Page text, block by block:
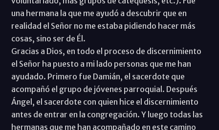
una hermana la que me ayudó a descubrir que en
realidad el Señor no me estaba pidiendo hacer más
cosas, sino ser de Él.
Gracias a Dios, en todo el proceso de discernimiento
el Señor ha puesto a mi lado personas que me han
ayudado. Primero fue Damián, el sacerdote que
acompañó el grupo de jóvenes parroquial. Después
Ángel, el sacerdote con quien hice el discernimiento
antes de entrar en la congregación. Y luego todas las
hermanas que me han acompañado en este camino